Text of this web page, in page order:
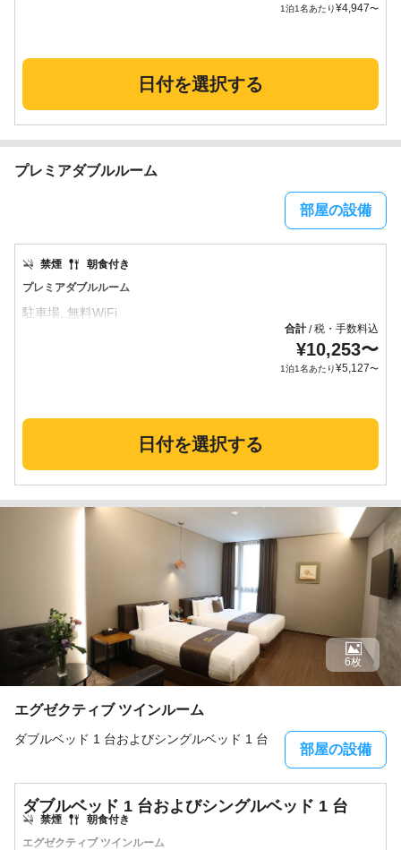
1泊1名あたり¥4,947〜
日付を選択する
プレミアダブルルーム
部屋の設備
プレミアダブルルーム
禁煙 朝食付き
合計/税・手数料込
¥10,253〜
1泊1名あたり¥5,127〜
日付を選択する
エグゼクティブ ツインルーム
ダブルベッド 1 台およびシングルベッド 1 台
部屋の設備
6枚
エグゼクティブ ツインルーム
禁煙 朝食付き
ダブルベッド 1 台およびシングルベッド 1 台